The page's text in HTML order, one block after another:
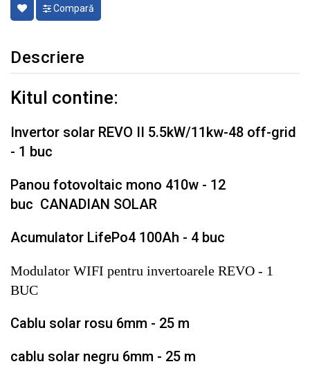
Compară
Descriere
Kitul contine:
Invertor solar REVO II 5.5kW/11kw-48 off-grid
- 1 buc
Panou fotovoltaic mono 410w - 12
buc CANADIAN SOLAR
Acumulator LifePo4 100Ah - 4 buc
Modulator WIFI pentru invertoarele REVO - 1
BUC
Cablu solar rosu 6mm - 25 m
cablu solar negru 6mm - 25 m